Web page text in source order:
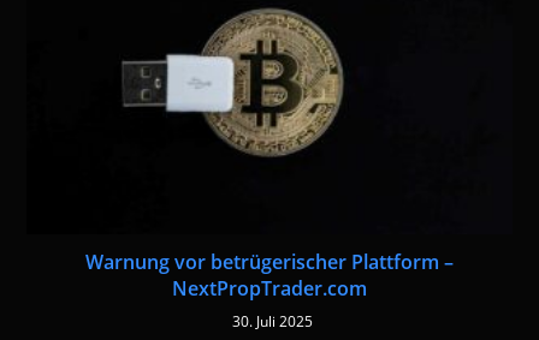
Warnung vor betrügerischer Plattform –
NextPropTrader.com
30. Juli 2025